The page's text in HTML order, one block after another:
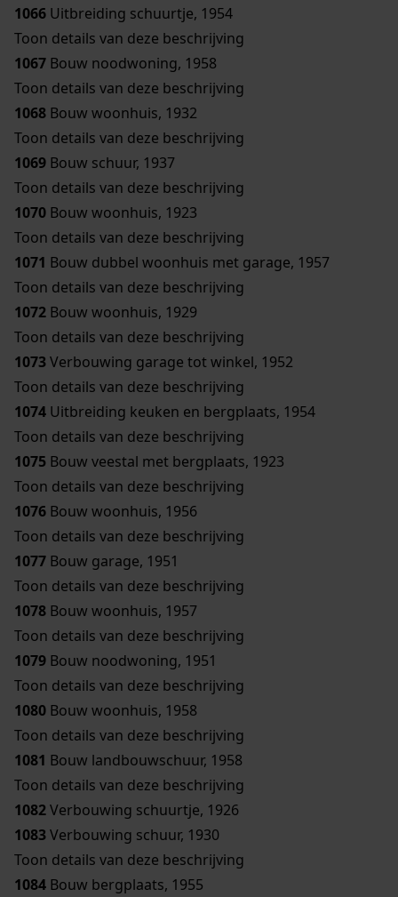
1066 Uitbreiding schuurtje, 1954
Toon details van deze beschrijving
1067 Bouw noodwoning, 1958
Toon details van deze beschrijving
1068 Bouw woonhuis, 1932
Toon details van deze beschrijving
1069 Bouw schuur, 1937
Toon details van deze beschrijving
1070 Bouw woonhuis, 1923
Toon details van deze beschrijving
1071 Bouw dubbel woonhuis met garage, 1957
Toon details van deze beschrijving
1072 Bouw woonhuis, 1929
Toon details van deze beschrijving
1073Verbouwing garage tot winkel, 1952
Toon details van deze beschrijving
1074 Uitbreiding keuken en bergplaats, 1954
Toon details van deze beschrijving
1075 Bouw veestal met bergplaats, 1923
Toon details van deze beschrijving
1076 Bouw woonhuis, 1956
Toon details van deze beschrijving
1077 Bouw garage, 1951
Toon details van deze beschrijving
1078 Bouw woonhuis, 1957
Toon details van deze beschrijving
1079 Bouw noodwoning, 1951
Toon details van deze beschrijving
1080 Bouw woonhuis, 1958
Toon details van deze beschrijving
1081 Bouw landbouwschuur, 1958
Toon details van deze beschrijving
1082Verbouwing schuurtje, 1926
1083Verbouwing schuur, 1930
Toon details van deze beschrijving
1084 Bouw bergplaats, 1955